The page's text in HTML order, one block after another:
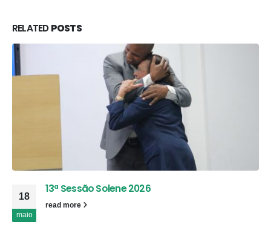
RELATEDPOSTS
18
maio
13ª Sessão Solene 2026
read more